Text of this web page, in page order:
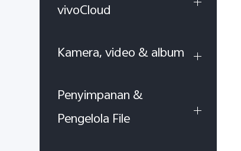
vivoCloud
Kamera, video & album
Penyimpanan &
Pengelola File